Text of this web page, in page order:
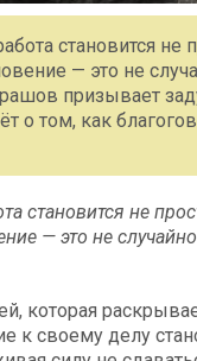
становится не
— это не
призывает
о том, как
становится не
— это не
которая
к своему делу